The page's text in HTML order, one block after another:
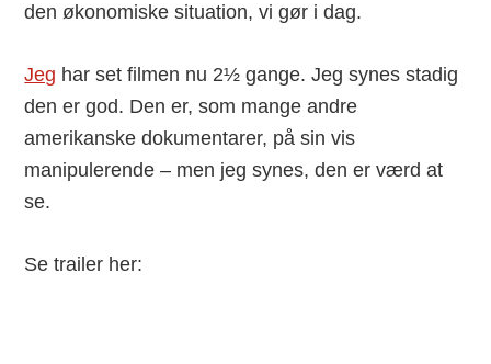
den økonomiske situation, vi gør i dag.
Jeg har set filmen nu 2½ gange. Jeg synes stadig
den er god. Den er, som mange andre
amerikanske dokumentarer, på sin vis
manipulerende – men jeg synes, den er værd at
se.
Se trailer her: